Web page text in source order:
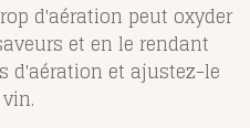
d'aération peut oxyder
et en le rendant
d'aération et ajustez-le